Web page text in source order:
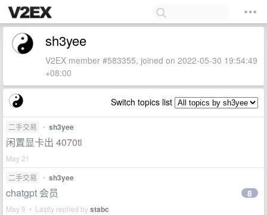
sh3yee
V2EX member #583355, joined on 2022-05-30 19:54:49
+08:00
Switch topics list
二手交易 • sh3yee
闲置显卡出 4070ti
May 21
二手交易
• sh3yee
chatgpt 会员
May 9 • Lastly replied bystabc
8